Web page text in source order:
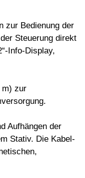
zur Bedienung der
Steuerung direkt
Info-Display,
m) zur
Aufhängen der
Stativ. Die Kabel-